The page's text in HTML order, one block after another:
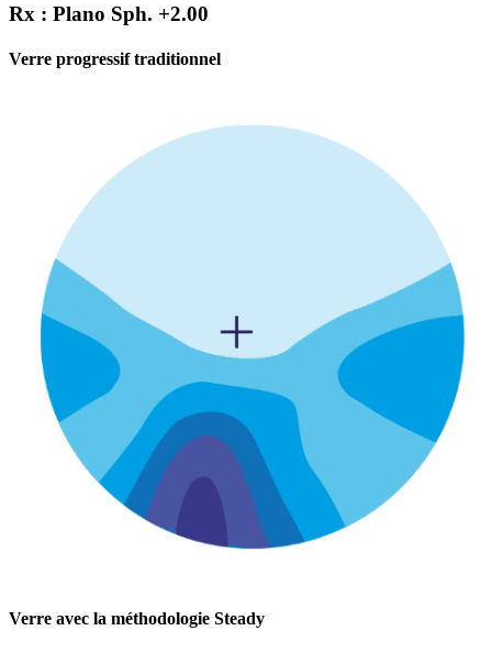
Rx : Plano Sph. +2.00
Verre progressif traditionnel
Verre avec la méthodologie Steady